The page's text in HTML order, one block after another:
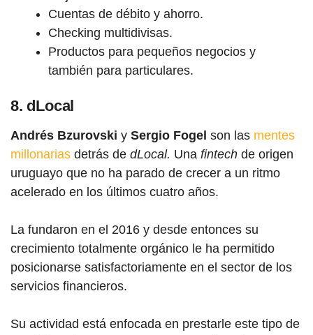
Cuentas de débito y ahorro.
Checking multidivisas.
Productos para pequeños negocios y
también para particulares.
8. dLocal
Andrés Bzurovski y Sergio Fogel son las mentes
millonarias detrás de dLocal. Una fintech de origen
uruguayo que no ha parado de crecer a un ritmo
acelerado en los últimos cuatro años.
La fundaron en el 2016 y desde entonces su
crecimiento totalmente orgánico le ha permitido
posicionarse satisfactoriamente en el sector de los
servicios financieros.
Su actividad está enfocada en prestarle este tipo de